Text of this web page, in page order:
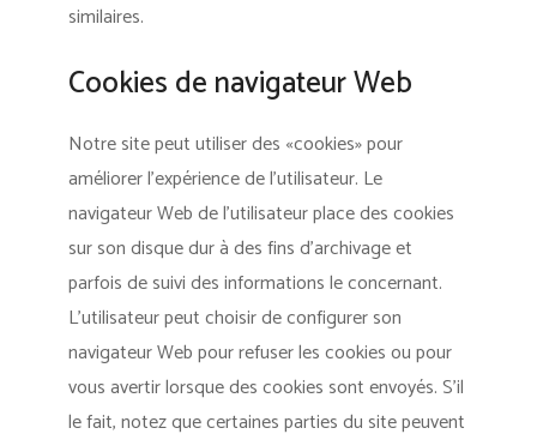
similaires.
Cookies de navigateur Web
Notre site peut utiliser des «cookies» pour
améliorer l’expérience de l’utilisateur. Le
navigateur Web de l’utilisateur place des cookies
sur son disque dur à des fins d’archivage et
parfois de suivi des informations le concernant.
L’utilisateur peut choisir de configurer son
navigateur Web pour refuser les cookies ou pour
vous avertir lorsque des cookies sont envoyés. S’il
le fait, notez que certaines parties du site peuvent